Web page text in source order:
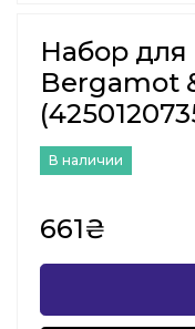
Набор для
Bergamot
В наличии
661₴